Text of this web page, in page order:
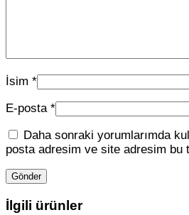
İsim *
E-posta *
Daha sonraki yorumlarımda
posta adresim ve site adresim bu
İlgili ürünler